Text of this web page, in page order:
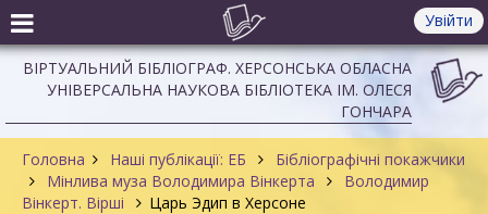
Увійти
ВІРТУАЛЬНИЙ БІБЛІОГРАФ. ХЕРСОНСЬКА ОБЛАСНА
УНІВЕРСАЛЬНА НАУКОВА БІБЛІОТЕКА ІМ. ОЛЕСЯ
ГОНЧАРА
Головна Наші публікації: ЕБ
Бібліографічні покажчики
Мінлива муза Володимира Вінкерта
Володимир
Вінкерт. Вірші
Царь Эдип в Херсоне